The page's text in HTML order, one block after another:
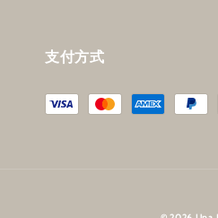
支付方式